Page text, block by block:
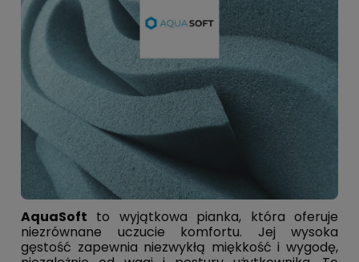
AquaSoft to wyjątkowa pianka, która oferuje
niezrównane uczucie komfortu. Jej wysoka
gęstość zapewnia niezwykłą miękkość i wygodę,